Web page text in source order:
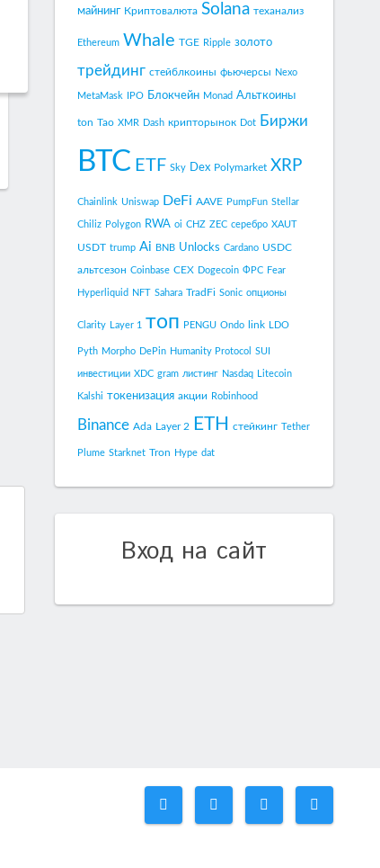
майнинг Криптовалюта Solana теханализ
Ethereum Whale TGE Ripple золото
трейдинг стейблкоины фьючерсы Nexo
MetaMask IPO Блокчейн Monad Альткоины
ton Tao XMR Dash крипторынок Dot Биржи
BTC ETF Sky Dex Polymarket XRP
Chainlink Uniswap DeFi AAVE PumpFun Stellar
Chiliz Polygon RWA oi CHZ ZEC серебро XAUT
USDT trump Ai BNB Unlocks Cardano USDC
альтсезон Coinbase CEX Dogecoin ФРС Fear
Hyperliquid NFT Sahara TradFi Sonic опционы
Clarity Layer 1 топ PENGU Ondo link LDO
Pyth Morpho DePin Humanity Protocol SUI
инвестиции XDC gram листинг Nasdaq Litecoin
Kalshi токенизация акции Robinhood
Binance Ada Layer 2 ETH стейкинг Tether
Plume Starknet Tron Hype dat
Вход на сайт